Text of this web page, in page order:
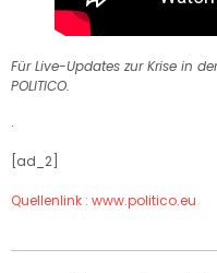
Für Live-Updates zur Krise in
POLITICO.
.
[ad_2]
Quellenlink : www.politico.eu